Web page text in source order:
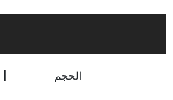
الحجم